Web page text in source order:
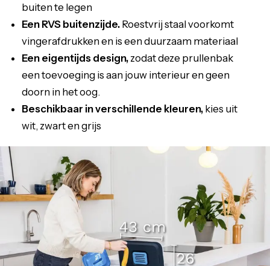
buiten te legen
Een RVS buitenzijde. Roestvrij staal voorkomt
vingerafdrukken en is een duurzaam materiaal
Een eigentijds design, zodat deze prullenbak
een toevoeging is aan jouw interieur en geen
doorn in het oog.
Beschikbaar in verschillende kleuren, kies uit
wit, zwart en grijs